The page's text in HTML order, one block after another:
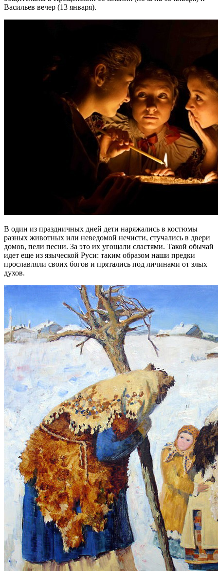
Васильев вечер (13 января).
В один из праздничных дней дети наряжались в костюмы
разных животных или неведомой нечисти, стучались в двери
домов, пели песни. За это их угощали сластями. Такой обычай
идет еще из языческой Руси: таким образом наши предки
прославляли своих богов и прятались под личинами от злых
духов.